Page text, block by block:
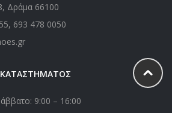
Δράμα 66100
, 693 478 0050
ΚΑΤΑΣΤΗΜΑΤΟΣ
9:00 – 16:00